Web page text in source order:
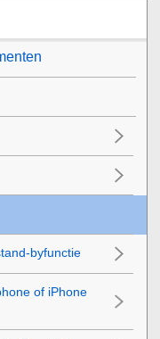
byfunctie
of iPhone